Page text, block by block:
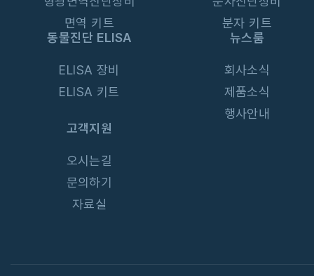
면역 키트
분자 키트
동물진단 ELISA
ELISA 장비
ELISA 키트
뉴스룸
회사소식
제품소식
행사안내
고객지원
오시는길
문의하기
자료실